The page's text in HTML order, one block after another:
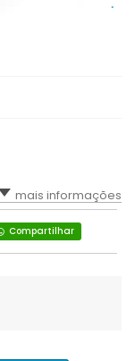
mais informações
Compartilhar